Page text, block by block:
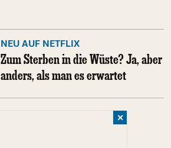
NEU AUF NETFLIX
Zum Sterben in die Wüste? Ja, aber
anders, als man es erwartet
✕